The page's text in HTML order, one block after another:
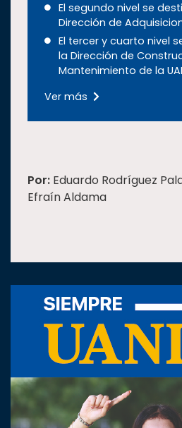
El segundo nivel se
Dirección de
El tercer y cuarto nivel
la Dirección de
Mantenimiento de la
Ver más
Por: Eduardo Rodríguez
Efraín Aldama